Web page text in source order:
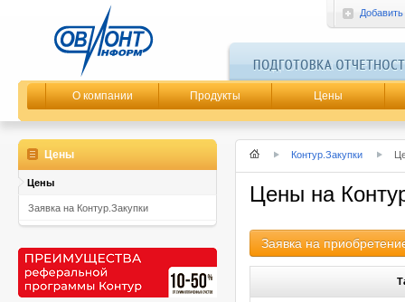
О компании Продукты Цены
Цены
Цены
Заявка на Контур.Закупки
Контур.Закупки
Цены на
Заявка на